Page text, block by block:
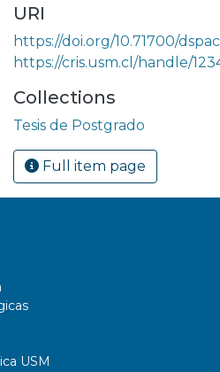
URI
https://doi.org/10.71700/
https://cris.usm.cl/handle/
Collections
Tesis de Postgrado
Full item page
USM